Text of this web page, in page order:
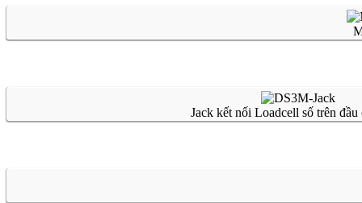
Jack kết nối Loadcell số trên đầu